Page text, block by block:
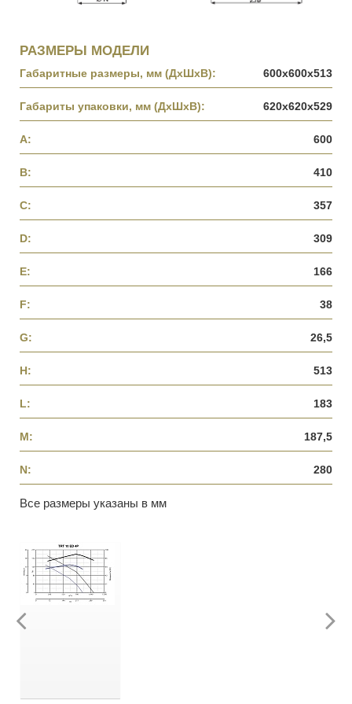
РАЗМЕРЫ МОДЕЛИ
Габаритные размеры, мм (ДхШхВ): 600х600х513
Габариты упаковки, мм (ДхШхВ): 620х620х529
A: 600
B: 410
C: 357
D: 309
E: 166
F: 38
G: 26,5
H: 513
L: 183
M: 187,5
N: 280
Все размеры указаны в мм